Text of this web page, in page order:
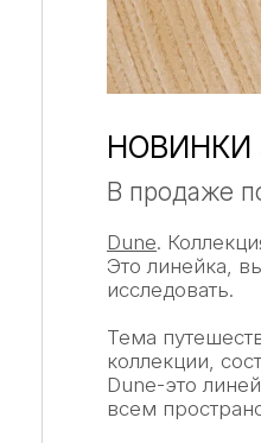
НОВИНКИ
В продаже
Dune.
Это линейка,
исследовать.
Тема
коллекции,
Dune-это
всем